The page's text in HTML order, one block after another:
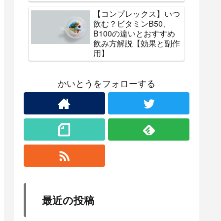
【コンプレックス】いつ
飲む？ビタミンB50、
B100の違いとおすすめ
飲み方解説【効果と副作
用】
かいとうをフォローする
最近の投稿